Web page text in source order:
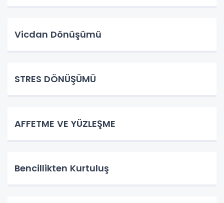
Vicdan Dönüşümü
STRES DÖNÜŞÜMÜ
AFFETME VE YÜZLEŞME
Bencillikten Kurtuluş